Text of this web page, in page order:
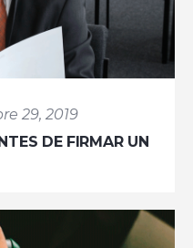
29, 2019
DE FIRMAR UN